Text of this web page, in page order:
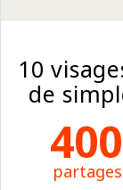
10
de
400
partages